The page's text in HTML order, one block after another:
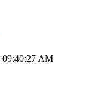
09:40:27 AM